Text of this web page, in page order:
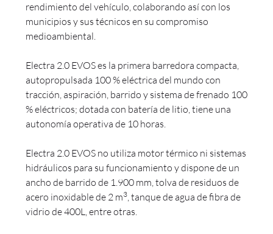
rendimiento del vehículo, colaborando así con los
municipios y sus técnicos en su compromiso
medioambiental.
Electra 2.0 EVOS es la primera barredora compacta,
autopropulsada 100 % eléctrica del mundo con
tracción, aspiración, barrido y sistema de frenado 100
% eléctricos; dotada con batería de litio, tiene una
autonomía operativa de 10 horas.
Electra 2.0 EVOS no utiliza motor térmico ni sistemas
hidráulicos para su funcionamiento y dispone de un
ancho de barrido de 1.900 mm, tolva de residuos de
acero inoxidable de 2 m3, tanque de agua de fibra de
vidrio de 400L, entre otras.